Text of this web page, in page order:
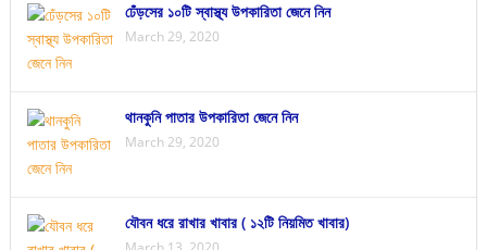
ঢেঁড়সের ১০টি স্বাস্থ্য উপকারিতা জেনে নিন
March 29, 2020
থানকুনি পাতার উপকারিতা জেনে নিন
March 29, 2020
যৌবন ধরে রাখার খাবার ( ১২টি নিয়মিত খাবার)